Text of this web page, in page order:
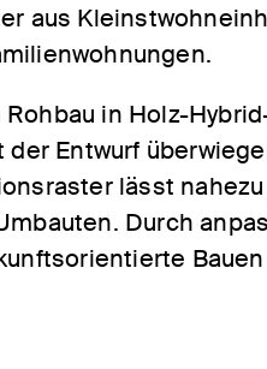
aus
in Holz-
Entwurf
lässt
Durch